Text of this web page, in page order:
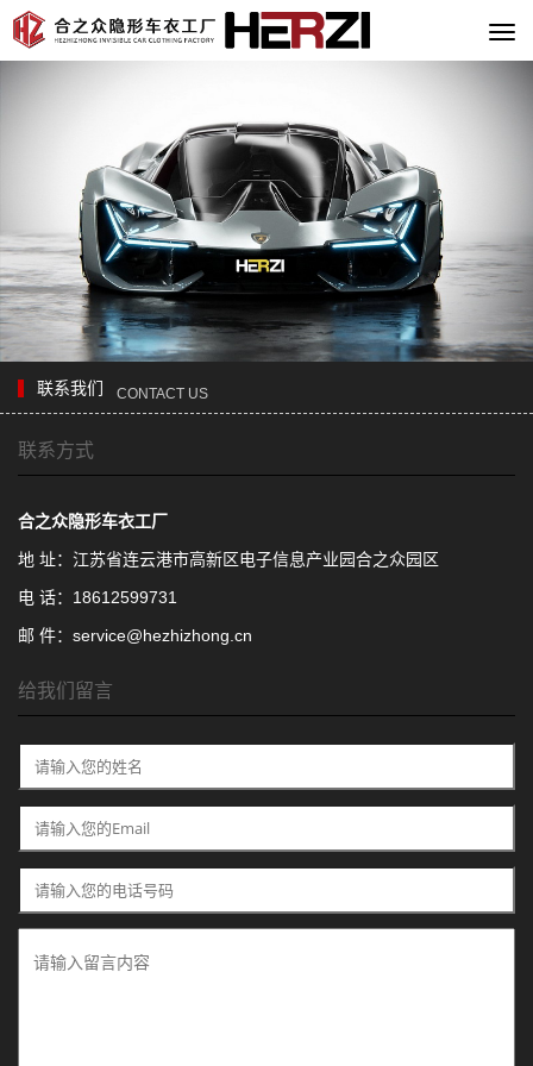
切
联系我们 CONTACT US
联系方式
合之众隐形车衣工厂
地 址：江苏省连云港市高新区电子信息产业园合之众园区
电 话：18612599731
邮 件：service@hezhizhong.cn
给我们留言